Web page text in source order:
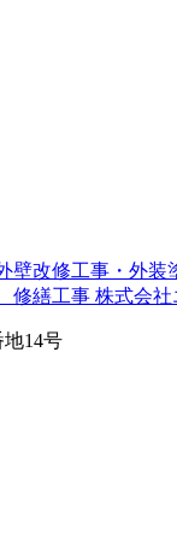
修繕工事 株式会社
地14号